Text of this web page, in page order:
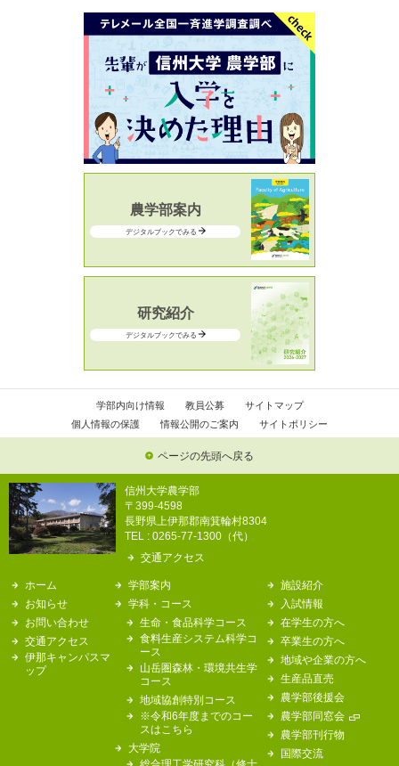
農学部案内
デジタルブックでみる
研究紹介
デジタルブックでみる
学部内向け情報 教員公募
サイトマップ
個人情報の保護
情報公開のご案内 サイトポリシー
ページの先頭へ戻る
信州大学農学部
〒399-4598
長野県上伊那郡南箕輪村8304
TEL : 0265-77-1300（代）
交通アクセス
ホーム
お知らせ
お問い合わせ
交通アクセス
伊那キャンパスマ
ップ
学部案内
学科・コース
生命・食品科学コース
食料生産システム科学コ
ース
山岳圏森林・環境共生学
コース
地域協創特別コース
※令和6年度までのコー
スはこちら
大学院
総合理工学研究科（修士
施設紹介
入試情報
在学生の方へ
卒業生の方へ
地域や企業の方へ
生産品直売
農学部後援会
農学部同窓会
農学部刊行物
国際交流